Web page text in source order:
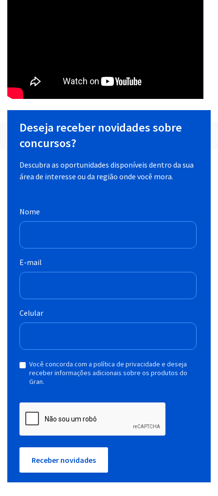
Deseja receber novidades sobre
concursos?
Descubra as oportunidades disponíveis dentro da sua
área de interesse ou da região onde você mora.
Nome
E-mail
Celular
Você concorda com a política de privacidade e deseja
receber informações adicionais sobre os produtos do
Gran.
Receber novidades